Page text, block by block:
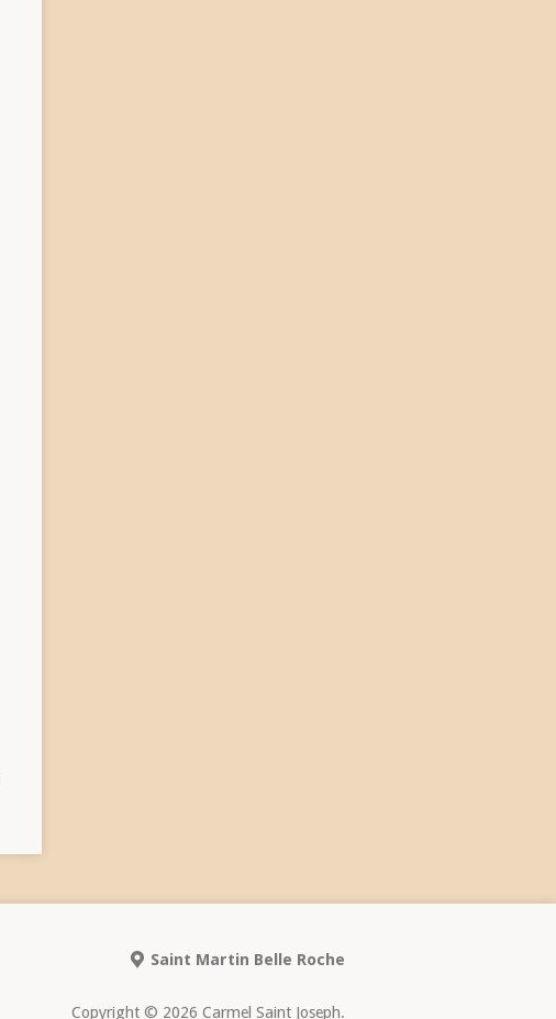
Saint Martin Belle Roche
Copyright © 2026 Carmel Saint Joseph.